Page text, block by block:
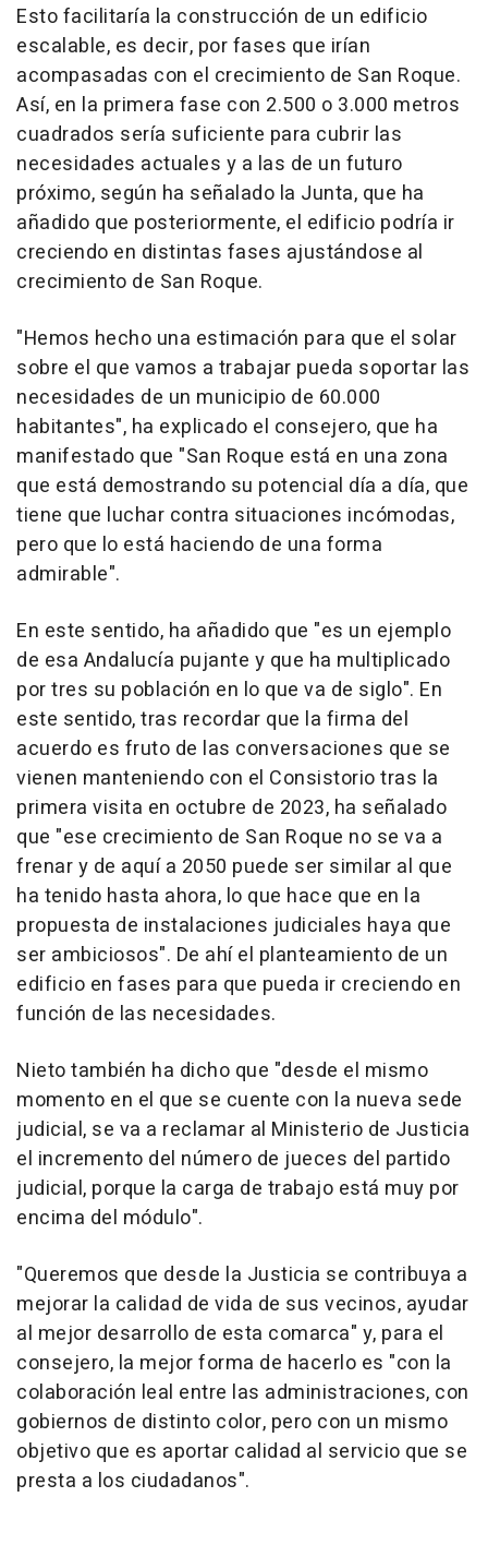
Esto facilitaría la construcción de un edificio
escalable, es decir, por fases que irían
acompasadas con el crecimiento de San Roque.
Así, en la primera fase con 2.500 o 3.000 metros
cuadrados sería suficiente para cubrir las
necesidades actuales y a las de un futuro
próximo, según ha señalado la Junta, que ha
añadido que posteriormente, el edificio podría ir
creciendo en distintas fases ajustándose al
crecimiento de San Roque.
"Hemos hecho una estimación para que el solar
sobre el que vamos a trabajar pueda soportar las
necesidades de un municipio de 60.000
habitantes", ha explicado el consejero, que ha
manifestado que "San Roque está en una zona
que está demostrando su potencial día a día, que
tiene que luchar contra situaciones incómodas,
pero que lo está haciendo de una forma
admirable".
En este sentido, ha añadido que "es un ejemplo
de esa Andalucía pujante y que ha multiplicado
por tres su población en lo que va de siglo". En
este sentido, tras recordar que la firma del
acuerdo es fruto de las conversaciones que se
vienen manteniendo con el Consistorio tras la
primera visita en octubre de 2023, ha señalado
que "ese crecimiento de San Roque no se va a
frenar y de aquí a 2050 puede ser similar al que
ha tenido hasta ahora, lo que hace que en la
propuesta de instalaciones judiciales haya que
ser ambiciosos". De ahí el planteamiento de un
edificio en fases para que pueda ir creciendo en
función de las necesidades.
Nieto también ha dicho que "desde el mismo
momento en el que se cuente con la nueva sede
judicial, se va a reclamar al Ministerio de Justicia
el incremento del número de jueces del partido
judicial, porque la carga de trabajo está muy por
encima del módulo".
"Queremos que desde la Justicia se contribuya a
mejorar la calidad de vida de sus vecinos, ayudar
al mejor desarrollo de esta comarca" y, para el
consejero, la mejor forma de hacerlo es "con la
colaboración leal entre las administraciones, con
gobiernos de distinto color, pero con un mismo
objetivo que es aportar calidad al servicio que se
presta a los ciudadanos".